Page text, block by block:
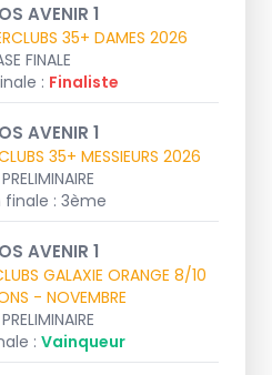
AVENIR 1
35+ DAMES 2026
FINALE
: Finaliste
AVENIR 1
35+ MESSIEURS 2026
finale : 3ème
AVENIR 1
GALAXIE ORANGE 8/10
- NOVEMBRE
: Vainqueur